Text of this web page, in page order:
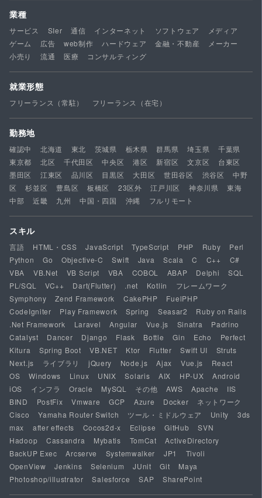
業種
サービス SIer 通信 インターネット ソフトウェア
メディア
ゲーム
広告 web制作 ハードウェア 金融・不動産
メーカー
小売り
流通 医療 コンサルティング
就業形態
フリーランス（常駐） フリーランス（在宅）
勤務地
確認中 北海道 東北 茨城県 栃木県 群馬県 埼玉県
千葉県
東京都
北区 千代田区 中央区 港区 新宿区 文京区
台東区
墨田区
江東区 品川区 目黒区 大田区 世田谷区 渋谷区
中野
区
杉並区 豊島区 板橋区 23区外 江戸川区 神奈川県
東海
中部
近畿 九州 中国・四国 沖縄 フルリモート
スキル
言語 HTML・CSS JavaScript TypeScript PHP Ruby
Perl
Python
Go Objective-C Swift Java Scala C C++
C#
VBA
VB.Net VB Script VBA COBOL ABAP Delphi
SQL
PL/SQL
VC++ Dart(Flutter) .net Kotlin
フレームワーク
Symphony
Zend Framework CakePHP
FuelPHP
CodeIgniter
Play Framework Spring Seasar2
Ruby on Rails
.Net Framework
Laravel Angular Vue.js Sinatra
Padrino
Catalyst
Dancer Django Flask Bottle Gin Echo
Perfect
Kitura
Spring Boot VB.NET Ktor Flutter Swift UI
Struts
Next.js
ライブラリ jQuery Node.js Ajax Vue.js
React
OS
Windows Linux UNIX Solaris AIX HP-UX
Android
iOS
インフラ Oracle MySQL その他 AWS Apache
IIS
BIND
PostFix Vmware GCP Azure Docker
ネットワーク
Cisco
Yamaha Router Switch ツール・ミドルウェア Unity
3ds
max
after effects Cocos2d-x Eclipse GitHub
SVN
Hadoop
Cassandra Mybatis TomCat
ActiveDirectory
BackUP Exec
Arcserve Systemwalker JP1
Tivoli
OpenView
Jenkins Selenium JUnit Git
Maya
Photoshop/illustrator
Salesforce SAP SharePoint